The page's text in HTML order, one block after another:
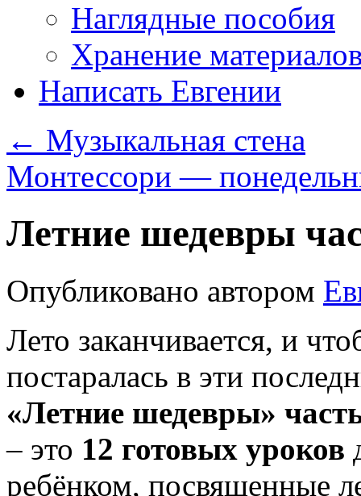
Наглядные пособия
Хранение
Написать Евгении
← Музыкальная стена
Монтессори —
Летние шедевры
Опубликовано автором
Лето заканчивается, и
постаралась в эти
«Летние шедевры»
– это 12 готовых уроков
ребёнком, посвященные